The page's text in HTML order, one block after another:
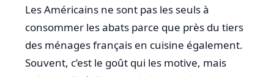
Les Américains ne sont pas les seuls à
consommer les abats parce que près du tiers
des ménages français en cuisine également.
Souvent, c’est le goût qui les motive, mais